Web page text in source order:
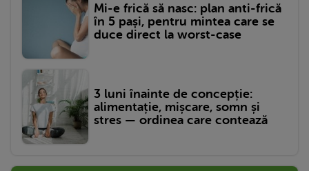
Mi-e frică să nasc: plan anti-frică
în 5 pași, pentru mintea care se
duce direct la worst-case
3 luni înainte de concepție:
alimentație, mișcare, somn și
stres — ordinea care contează